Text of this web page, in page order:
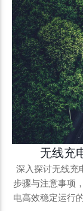
无线充
深入探讨无线充
步骤与注意事项
电高效稳定运行